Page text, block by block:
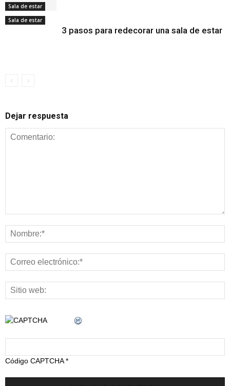
Sala de estar
Sala de estar
3 pasos para redecorar una sala de estar
Dejar respuesta
Código CAPTCHA*